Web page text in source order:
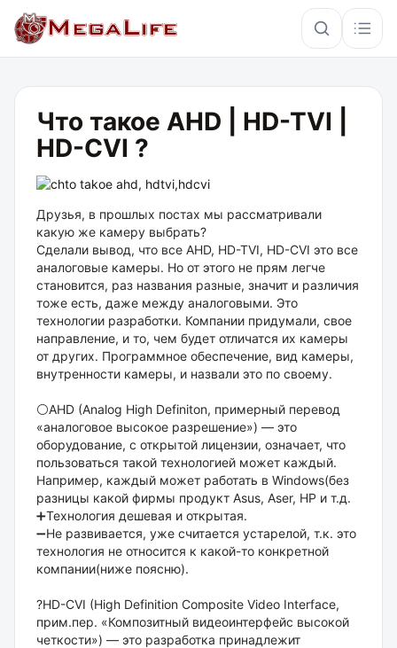
PoE IP67 Hikvision
Что такое AHD | HD-TVI |
HD-CVI ?
Друзья, в прошлых постах мы рассматривали
какую же камеру выбрать?
Сделали вывод, что все AHD, HD-TVI, HD-CVI это все
аналоговые камеры. Но от этого не прям легче
становится, раз названия разные, значит и различия
тоже есть, даже между аналоговыми. Это
технологии разработки. Компании придумали, свое
направление, и то, чем будет отличатся их камеры
от других. Программное обеспечение, вид камеры,
внутренности камеры, и назвали это по своему.
⚪️AHD (Analog High Definiton, примерный перевод
«аналоговое высокое разрешение») — это
оборудование, с открытой лицензии, означает, что
пользоваться такой технологией может каждый.
Например, каждый может работать в Windows(без
разницы какой фирмы продукт Asus, Aser, HP и т.д.
➕Технология дешевая и открытая.
➖Не развивается, уже считается устарелой, т.к. это
технология не относится к какой-то конкретной
компании(ниже поясню).
?HD-CVI (High Definition Composite Video Interface,
прим.пер. «Композитный видеоинтерфейс высокой
четкости») — это разработка принадлежит